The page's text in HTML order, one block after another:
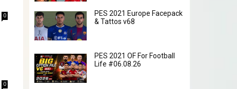
0
0
PES 2021 Europe Facepack
& Tattos v68
PES 2021 OF For Football
Life #06.08.26